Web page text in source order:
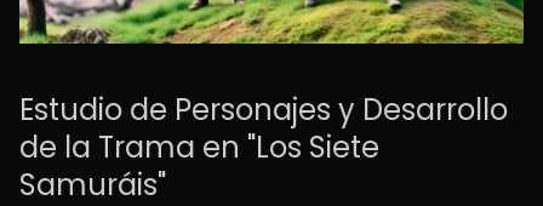
Estudio de Personajes y Desarrollo
de la Trama en "Los Siete
Samuráis"